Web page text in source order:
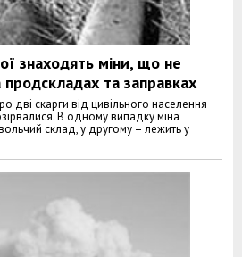
знаходять міни, що не
продскладах та заправках
дві скарги від цивільного населення
В одному випадку міна
склад, у другому – лежить у